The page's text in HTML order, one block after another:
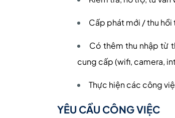
Cấp phát mới / thu hồi
Có thêm thu nhập từ
cung cấp(wifi, camera,
Thực hiện các công
YÊU CẦU CÔNG VIỆC